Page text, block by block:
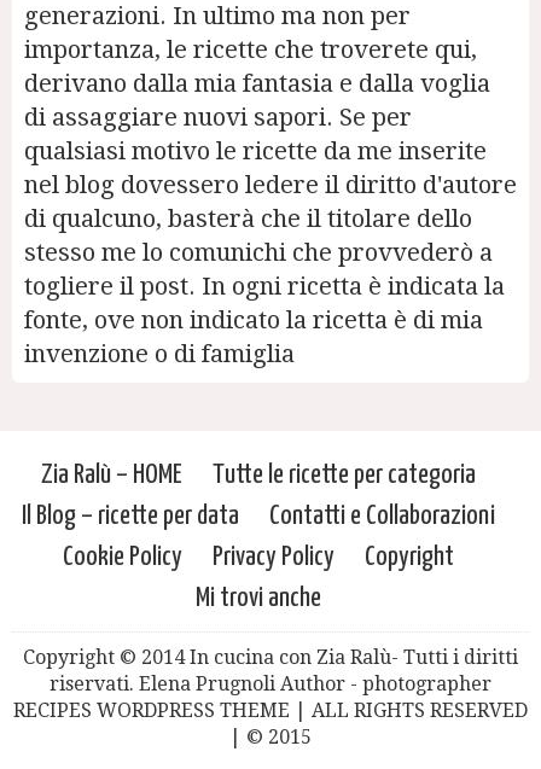
generazioni. In ultimo ma non per
importanza, le ricette che troverete qui,
derivano dalla mia fantasia e dalla voglia
di assaggiare nuovi sapori. Se per
qualsiasi motivo le ricette da me inserite
nel blog dovessero ledere il diritto d'autore
di qualcuno, basterà che il titolare dello
stesso me lo comunichi che provvederò a
togliere il post. In ogni ricetta è indicata la
fonte, ove non indicato la ricetta è di mia
invenzione o di famiglia
Zia Ralù – HOME
Tutte le ricette per categoria
Il Blog – ricette per data
Contatti e Collaborazioni
Cookie Policy
Privacy Policy
Copyright
Mi trovi anche
Copyright © 2014 In cucina con Zia Ralù- Tutti i diritti
riservati. Elena Prugnoli Author - photographer
RECIPES WORDPRESS THEME | ALL RIGHTS RESERVED
| © 2015